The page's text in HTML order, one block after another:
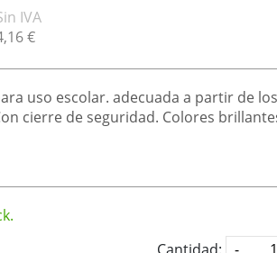
IVA
16€
uso escolar. adecuada a partir de
cierre de seguridad. Colores